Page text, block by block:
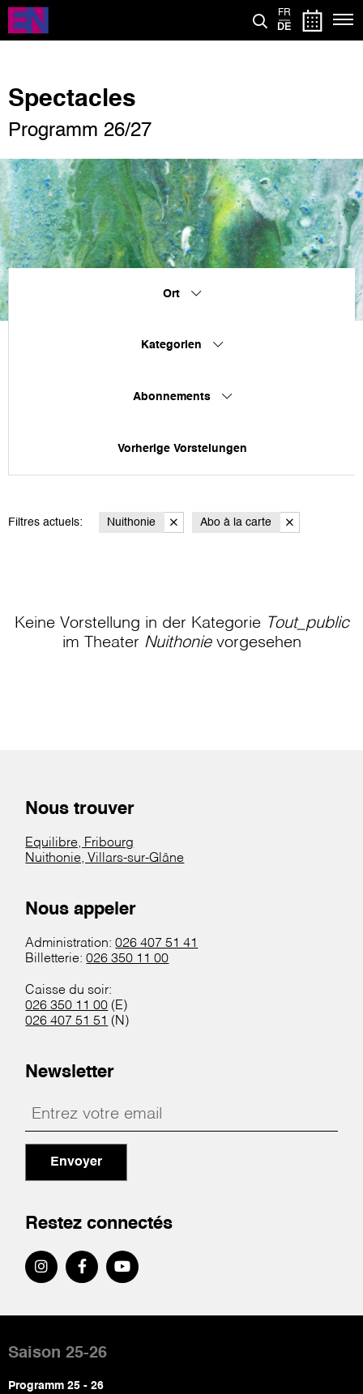
Direkt
zum
Inhalt
FR
DE
Spectacles
Programm 26/27
Ort
Kategorien
Abonnements
Vorherige Vorstelungen
Filtres actuels: Nuithonie Abo à la carte
Keine Vorstellung in der Kategorie Tout_public
im Theater Nuithonievorgesehen
Nous trouver
Equilibre, Fribourg
Nuithonie, Villars-sur-Glâne
Nous appeler
Administration:026 407 51 41
Billetterie:026 350 11 00
Caisse du soir:
026 350 11 00 (E)
026 407 51 51 (N)
Newsletter
Envoyer
Restez connectés
de
page
Saison 25-26
Programm 25 - 26